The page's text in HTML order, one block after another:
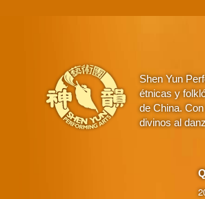
Shen Yun
étnicas y
de China.
divinos al